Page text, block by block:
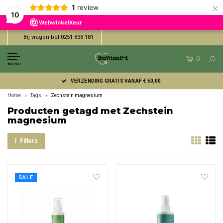
10
1 review ×
Bij vragen bel 0251 838 181
MENU
0
VERZENDING GRATIS VANAF € 50,00
Home Tags Zechstein magnesium
Producten getagd met Zechstein
magnesium
Filters
SALE